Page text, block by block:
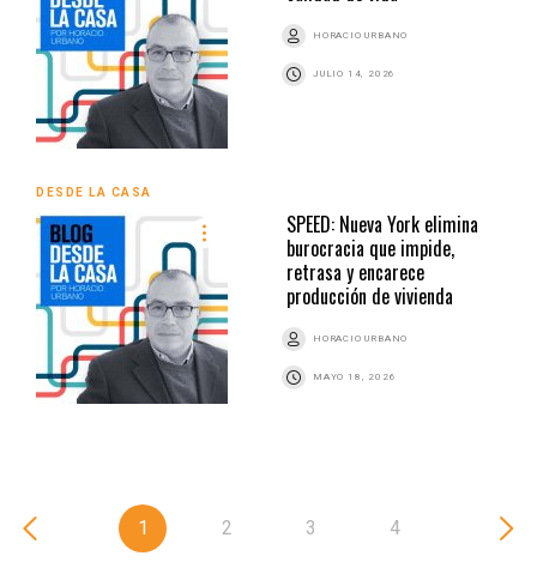
HORACIO URBANO
JULIO 14, 2026
DESDE LA CASA
SPEED: Nueva York elimina
burocracia que impide,
retrasa y encarece
producción de vivienda
HORACIO URBANO
MAYO 18, 2026
1 2 3 4